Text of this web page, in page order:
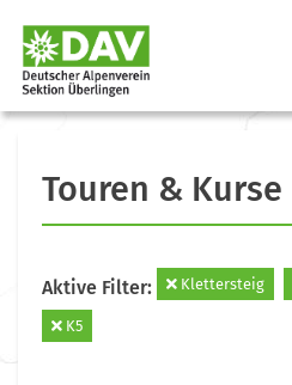
Touren &
Aktive Filter: Klettersteig
K5